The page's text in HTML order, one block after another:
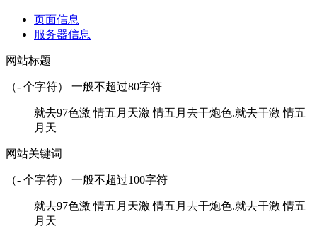
页面信息
服务器信息
网站标题
（- 个字符） 一般不超过80字符
就去97色激 情五月天激 情五月去干炮色.就去干激 情五
月天
网站关键词
（- 个字符） 一般不超过100字符
就去97色激 情五月天激 情五月去干炮色.就去干激 情五
月天